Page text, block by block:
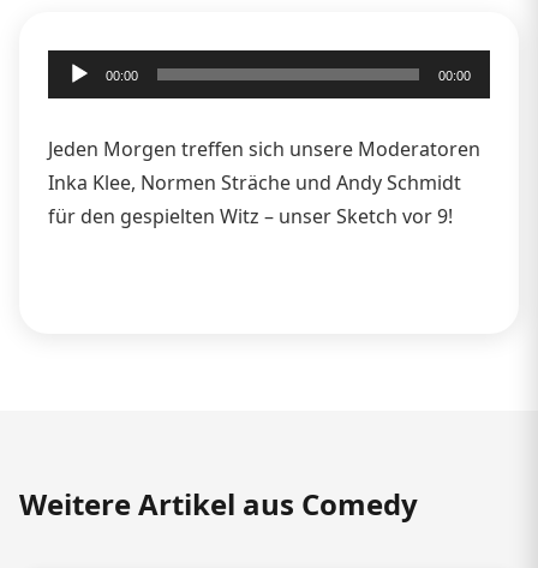
Audio-
Player
00:00 00:00
Jeden Morgen treffen sich unsere Moderatoren
Inka Klee, Normen Sträche und Andy Schmidt
für den gespielten Witz – unser Sketch vor 9!
Weitere Artikel aus Comedy